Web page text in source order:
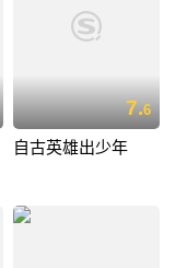
7.6
自古英雄出少年